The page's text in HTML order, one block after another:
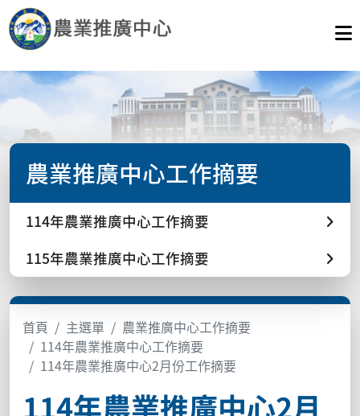
農業推廣中心工作摘要
114年農業推廣中心工作摘要
115年農業推廣中心工作摘要
首頁 主選單
農業推廣中心工作摘要
114年農業推廣中心工作摘要
114年農業推廣中心2月份工作摘要
114年農業推廣中心2月